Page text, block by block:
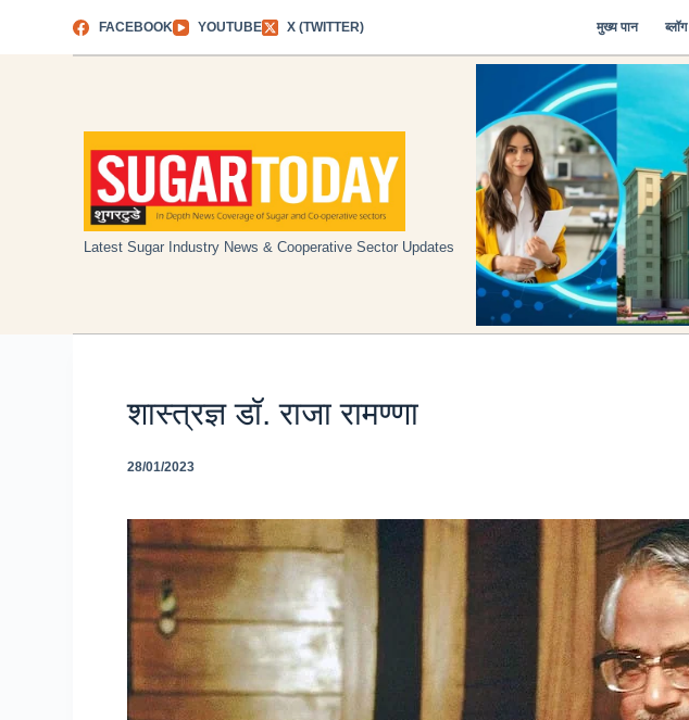
FACEBOOK YOUTUBE X (TWITTER) मुख्य पान ब्लॉग
Latest Sugar Industry News & Cooperative Sector Updates
शास्त्रज्ञ डॉ. राजा रामण्णा
28/01/2023